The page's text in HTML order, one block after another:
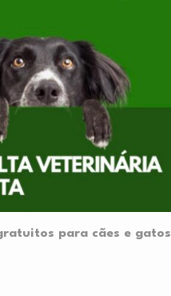
para cães e gatos